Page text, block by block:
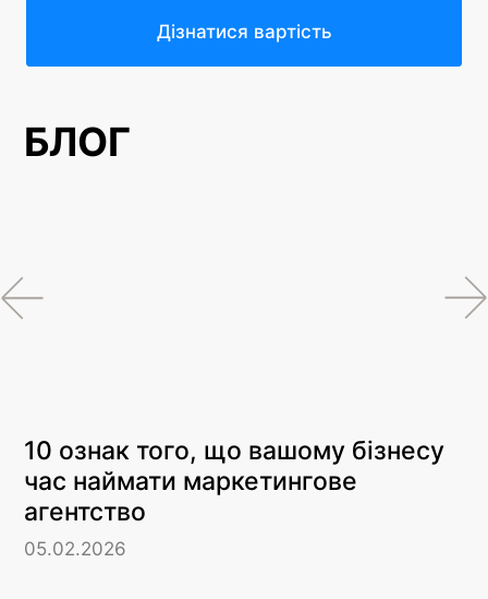
Дізнатися вартість
БЛОГ
10 ознак того, що вашому бізнесу
час наймати маркетингове
агентство
05.02.2026